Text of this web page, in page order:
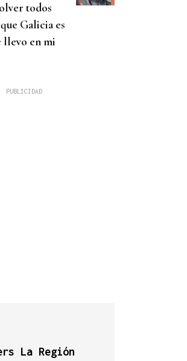
todos
Galicia es
llevo en mi
La Región